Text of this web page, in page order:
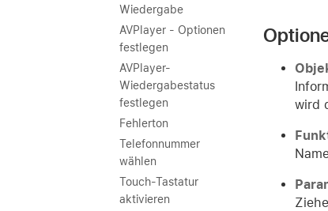
Wiedergabe
AVPlayer - Optionen
festlegen
AVPlayer-
Wiedergabestatus
festlegen
Fehlerton
Telefonnummer
wählen
Touch-Tastatur
aktivieren
wird